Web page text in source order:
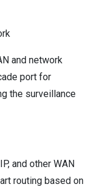
and network
port for
the surveillance
and other WAN
routing based on